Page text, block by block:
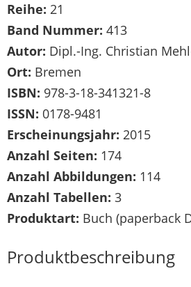
Reihe: 21
Band Nummer: 413
Autor: Dipl.-Ing. Christian
Ort: Bremen
ISBN: 978-3-18-341321-8
ISSN: 0178-9481
Erscheinungsjahr: 2015
Anzahl Seiten: 174
Anzahl Abbildungen: 114
Anzahl Tabellen: 3
Produktart: Buch (paperback
Produktbeschreibung